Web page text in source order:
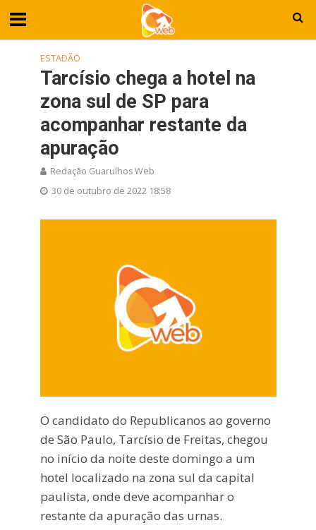
ESTADÃO
Tarcísio chega a hotel na
zona sul de SP para
acompanhar restante da
apuração
Redação Guarulhos Web
30 de outubro de 2022 18:58
O candidato do Republicanos ao governo
de São Paulo, Tarcísio de Freitas, chegou
no início da noite deste domingo a um
hotel localizado na zona sul da capital
paulista, onde deve acompanhar o
restante da apuração das urnas.